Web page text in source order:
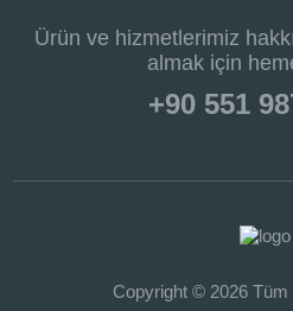
Ürün ve hizmetlerimiz
almak için
+90 551
Copyright © 2026 Tüm